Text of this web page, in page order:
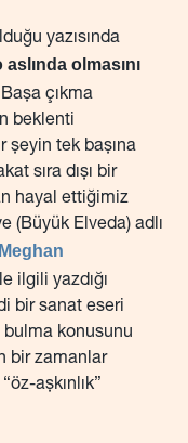
yazısında
olmasını
çıkma
beklenti
şeyin tek başına
sıra dışı bir
hayal ettiğimiz
(Büyük Elveda) adlı
Meghan
ilgili yazdığı
bir sanat eseri
konusunu
bir zamanlar
aşkınlık”